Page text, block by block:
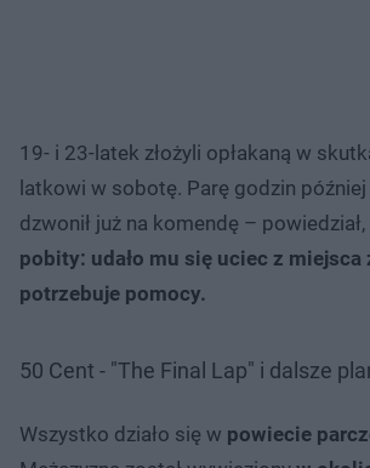
19- i 23-latek złożyli opłakaną w
latkowi w sobotę. Parę godzin
dzwonił już na komendę – powiedział,
pobity: udało mu się uciec z miejsca
potrzebuje pomocy.
50 Cent - "The Final Lap" i dalsze
Wszystko działo się w powiecie